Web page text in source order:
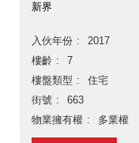
新界
入伙年份
2017
樓齡
7
樓盤類型
住宅
街號
663
物業擁有權
多業權